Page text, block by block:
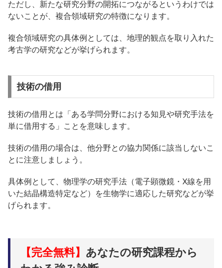
ただし、新たな研究分野の開拓につながるというわけでは
ないことが、複合領域研究の特徴になります。
複合領域研究の具体例としては、地理的観点を取り入れた
考古学の研究などが挙げられます。
技術の借用
技術の借用とは「ある学問分野における知見や研究手法を
単に借用する」ことを意味します。
技術の借用の場合は、他分野との協力関係に該当しないこ
とに注意しましょう。
具体例として、物理学の研究手法（電子顕微鏡・X線を用
いた結晶構造特定など）を生物学に適応した研究などが挙
げられます。
【完全無料】 あなたの研究課程から